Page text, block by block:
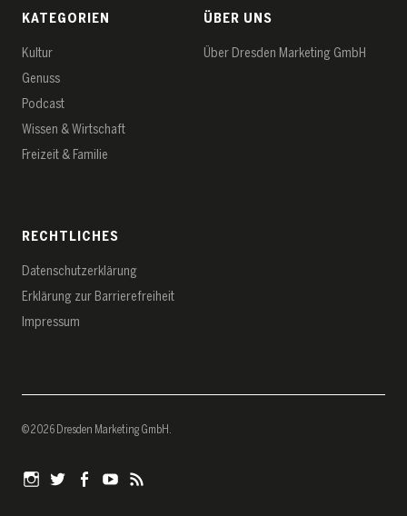
KATEGORIEN
Kultur
Genuss
Podcast
Wissen & Wirtschaft
Freizeit & Familie
ÜBER UNS
Über Dresden Marketing GmbH
RECHTLICHES
Datenschutz­erklärung
Erklärung zur Barrierefreiheit
Impressum
© 2026 Dresden Marketing GmbH